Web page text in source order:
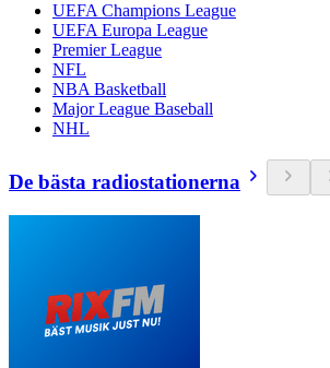
UEFA Champions League
UEFA Europa League
Premier League
NFL
NBA Basketball
Major League Baseball
NHL
De bästa radiostationerna